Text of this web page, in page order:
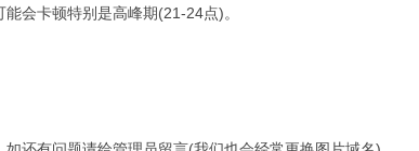
会卡顿特别是高峰期(21-24点)。